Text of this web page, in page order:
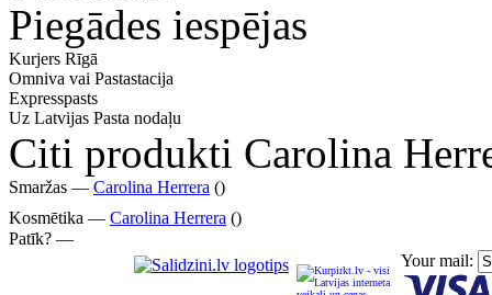
Piegādes iespējas
Kurjers Rīgā
Omniva vai Pastastacija
Expresspasts
Uz Latvijas Pasta nodaļu
Citi produkti Carolina
Smaržas — Carolina Herrera ()
Kosmētika — Carolina Herrera ()
Patīk? —
Your mail: